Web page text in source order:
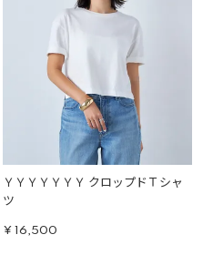
ＹＹＹＹＹＹＹ クロップドＴシャ
ツ
¥ 16,500